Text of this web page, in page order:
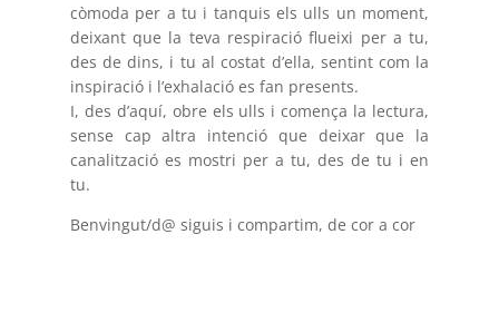
còmoda per a tu i tanquis els ulls un moment,
deixant que la teva respiració flueixi per a tu,
des de dins, i tu al costat d’ella, sentint com la
inspiració i l’exhalació es fan presents.
I, des d’aquí, obre els ulls i comença la lectura,
sense cap altra intenció que deixar que la
canalització es mostri per a tu, des de tu i en
tu.
Benvingut/d@ siguis i compartim, de cor a cor